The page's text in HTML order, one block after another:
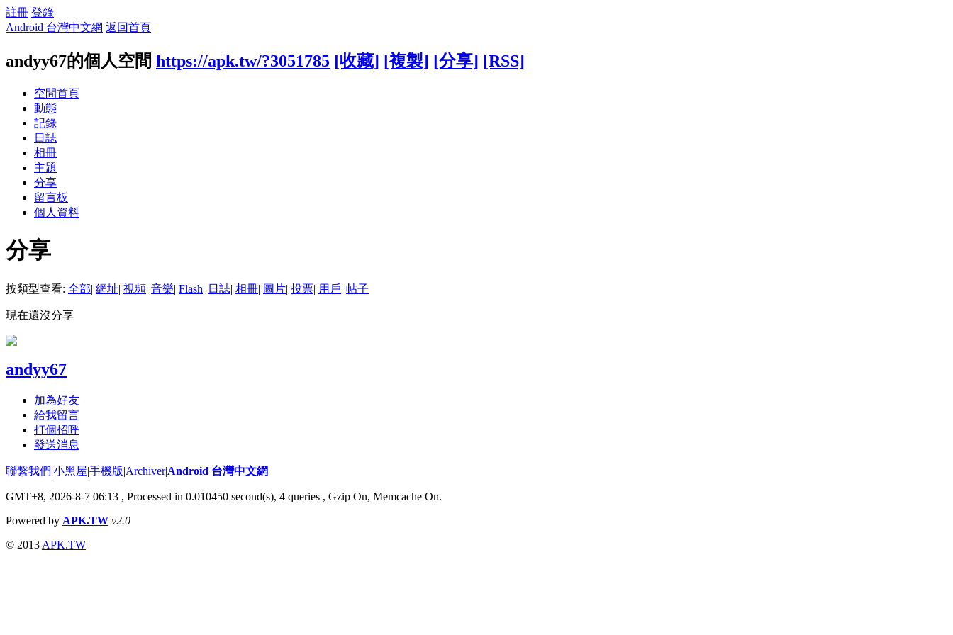
註冊 登錄
Android 台灣中文網 返回首頁
andyy67的個人空間 https://apk.tw/?3051785 [收藏] [複製] [分享] [RSS]
空間首頁
動態
記錄
日誌
相冊
主題
分享
留言板
個人資料
分享
按類型查看: 全部| 網址| 視頻| 音樂| Flash| 日誌| 相冊| 圖片| 投票| 用戶| 帖子
現在還沒分享
andyy67
加為好友
給我留言
打個招呼
發送消息
聯繫我們|小黑屋|手機版|Archiver|Android 台灣中文網
GMT+8, 2026-8-7 06:13 , Processed in 0.010450 second(s), 4 queries , Gzip On, Memcache On.
Powered by APK.TW v2.0
© 2013 APK.TW